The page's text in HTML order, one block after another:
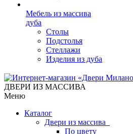
Мебель из массива
дуба
Столы
Подстолья
Стеллажи
Изделия из дуба
ДВЕРИ ИЗ МАССИВА
Меню
Каталог
Двери из массива
По цвету